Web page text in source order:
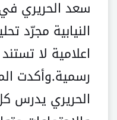
سعد الحريري
النيابية مجرّد
اعلامية لا
رسمية.وأكدت
الحريري يدرس